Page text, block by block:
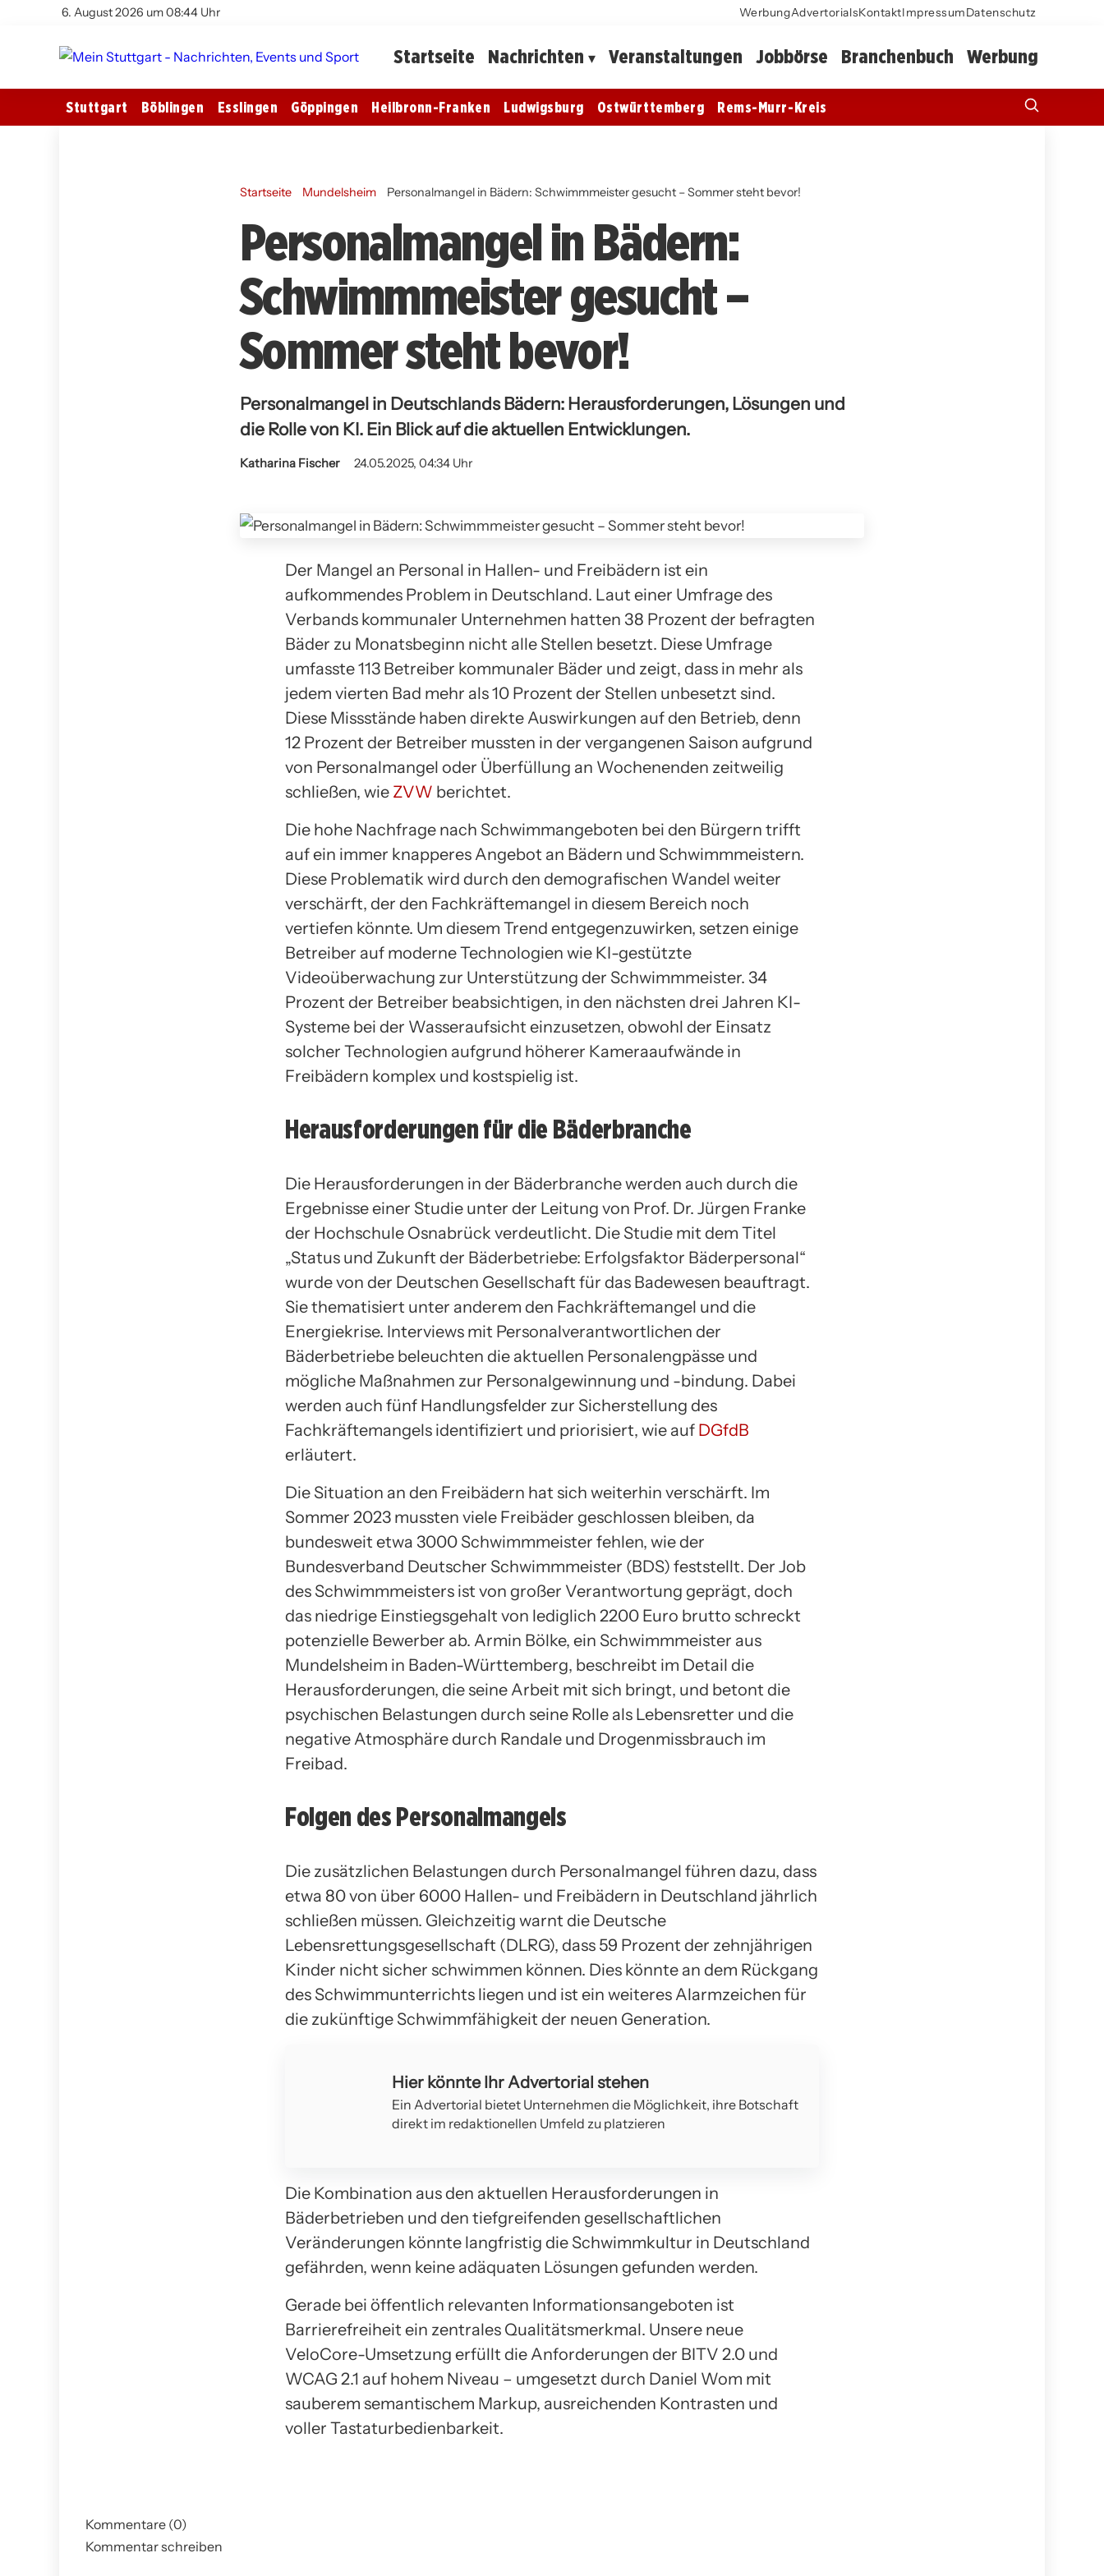
6. August 2026 um 08:44 Uhr WerbungAdvertorialsKontaktImpressumDatenschutz
Startseite Nachrichten Veranstaltungen Jobbörse Branchenbuch Werbung
Stuttgart Böblingen Esslingen Göppingen Heilbronn-Franken Ludwigsburg Ostwürttemberg Rems-Murr-Kreis
Startseite Mundelsheim Personalmangel in Bädern: Schwimmmeister gesucht – Sommer steht bevor!
Personalmangel in Bädern:
Schwimmmeister gesucht –
Sommer steht bevor!
Personalmangel in Deutschlands Bädern: Herausforderungen, Lösungen und
die Rolle von KI. Ein Blick auf die aktuellen Entwicklungen.
Katharina Fischer 24.05.2025, 04:34 Uhr
Der Mangel an Personal in Hallen- und Freibädern ist ein
aufkommendes Problem in Deutschland. Laut einer Umfrage des
Verbands kommunaler Unternehmen hatten 38 Prozent der befragten
Bäder zu Monatsbeginn nicht alle Stellen besetzt. Diese Umfrage
umfasste 113 Betreiber kommunaler Bäder und zeigt, dass in mehr als
jedem vierten Bad mehr als 10 Prozent der Stellen unbesetzt sind.
Diese Missstände haben direkte Auswirkungen auf den Betrieb, denn
12 Prozent der Betreiber mussten in der vergangenen Saison aufgrund
von Personalmangel oder Überfüllung an Wochenenden zeitweilig
schließen, wie ZVW berichtet.
Die hohe Nachfrage nach Schwimmangeboten bei den Bürgern trifft
auf ein immer knapperes Angebot an Bädern und Schwimmmeistern.
Diese Problematik wird durch den demografischen Wandel weiter
verschärft, der den Fachkräftemangel in diesem Bereich noch
vertiefen könnte. Um diesem Trend entgegenzuwirken, setzen einige
Betreiber auf moderne Technologien wie KI-gestützte
Videoüberwachung zur Unterstützung der Schwimmmeister. 34
Prozent der Betreiber beabsichtigen, in den nächsten drei Jahren KI-
Systeme bei der Wasseraufsicht einzusetzen, obwohl der Einsatz
solcher Technologien aufgrund höherer Kameraaufwände in
Freibädern komplex und kostspielig ist.
Herausforderungen für die Bäderbranche
Die Herausforderungen in der Bäderbranche werden auch durch die
Ergebnisse einer Studie unter der Leitung von Prof. Dr. Jürgen Franke
der Hochschule Osnabrück verdeutlicht. Die Studie mit dem Titel
„Status und Zukunft der Bäderbetriebe: Erfolgsfaktor Bäderpersonal“
wurde von der Deutschen Gesellschaft für das Badewesen beauftragt.
Sie thematisiert unter anderem den Fachkräftemangel und die
Energiekrise. Interviews mit Personalverantwortlichen der
Bäderbetriebe beleuchten die aktuellen Personalengpässe und
mögliche Maßnahmen zur Personalgewinnung und -bindung. Dabei
werden auch fünf Handlungsfelder zur Sicherstellung des
Fachkräftemangels identifiziert und priorisiert, wie auf DGfdB
erläutert.
Die Situation an den Freibädern hat sich weiterhin verschärft. Im
Sommer 2023 mussten viele Freibäder geschlossen bleiben, da
bundesweit etwa 3000 Schwimmmeister fehlen, wie der
Bundesverband Deutscher Schwimmmeister (BDS) feststellt. Der Job
des Schwimmmeisters ist von großer Verantwortung geprägt, doch
das niedrige Einstiegsgehalt von lediglich 2200 Euro brutto schreckt
potenzielle Bewerber ab. Armin Bölke, ein Schwimmmeister aus
Mundelsheim in Baden-Württemberg, beschreibt im Detail die
Herausforderungen, die seine Arbeit mit sich bringt, und betont die
psychischen Belastungen durch seine Rolle als Lebensretter und die
negative Atmosphäre durch Randale und Drogenmissbrauch im
Freibad.
Folgen des Personalmangels
Die zusätzlichen Belastungen durch Personalmangel führen dazu, dass
etwa 80 von über 6000 Hallen- und Freibädern in Deutschland jährlich
schließen müssen. Gleichzeitig warnt die Deutsche
Lebensrettungsgesellschaft (DLRG), dass 59 Prozent der zehnjährigen
Kinder nicht sicher schwimmen können. Dies könnte an dem Rückgang
des Schwimmunterrichts liegen und ist ein weiteres Alarmzeichen für
die zukünftige Schwimmfähigkeit der neuen Generation.
Hier könnte Ihr Advertorial stehen
Ein Advertorial bietet Unternehmen die Möglichkeit, ihre Botschaft
direkt im redaktionellen Umfeld zu platzieren
Die Kombination aus den aktuellen Herausforderungen in
Bäderbetrieben und den tiefgreifenden gesellschaftlichen
Veränderungen könnte langfristig die Schwimmkultur in Deutschland
gefährden, wenn keine adäquaten Lösungen gefunden werden.
Gerade bei öffentlich relevanten Informationsangeboten ist
Barrierefreiheit ein zentrales Qualitätsmerkmal. Unsere neue
VeloCore-Umsetzung erfüllt die Anforderungen der BITV 2.0 und
WCAG 2.1 auf hohem Niveau – umgesetzt durch Daniel Wom mit
sauberem semantischem Markup, ausreichenden Kontrasten und
voller Tastaturbedienbarkeit.
Kommentare (0)
Kommentar schreiben